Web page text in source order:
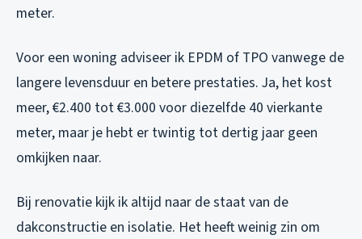
meter.
Voor een woning adviseer ik EPDM of TPO vanwege de
langere levensduur en betere prestaties. Ja, het kost
meer, €2.400 tot €3.000 voor diezelfde 40 vierkante
meter, maar je hebt er twintig tot dertig jaar geen
omkijken naar.
Bij renovatie kijk ik altijd naar de staat van de
dakconstructie en isolatie. Het heeft weinig zin om